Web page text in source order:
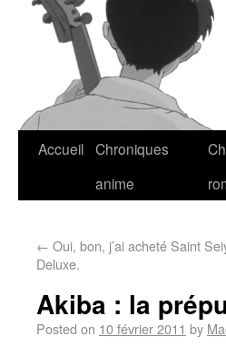
Accueil Chroniques
anime
← Oui, bon, j’ai acheté Saint
Deluxe.
Akiba : la
Posted on 10 février 2011 by